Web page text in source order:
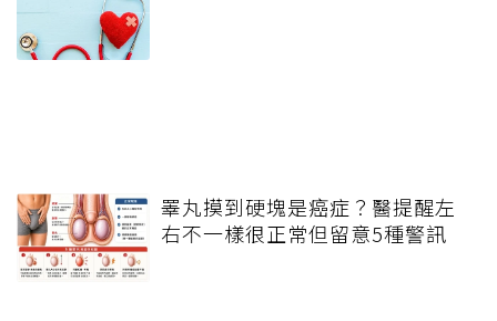
睪丸摸到硬塊是癌症？醫提醒左
右不一樣很正常但留意5種警訊